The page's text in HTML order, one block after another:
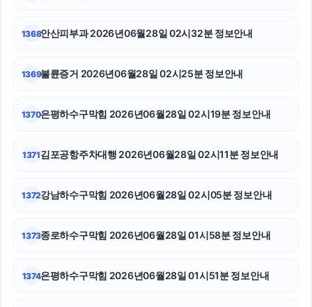
수원형사전문변호사
의정부학교폭력변호사
이혼재산분할
동탄피부과
대안학교
1368안산피부과 2026년06월28일 02시32분 정보안내
1369불륜증거 2026년06월28일 02시25분 정보안내
1370은평하수구막힘 2026년06월28일 02시19분 정보안내
1371김포공항주차대행 2026년06월28일 02시11분 정보안내
1372강남하수구막힘 2026년06월28일 02시05분 정보안내
1373종로하수구막힘 2026년06월28일 01시58분 정보안내
1374은평하수구막힘 2026년06월28일 01시51분 정보안내